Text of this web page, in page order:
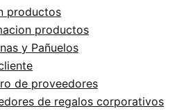
productos
productos
y Pañuelos
de proveedores
de regalos corporativos